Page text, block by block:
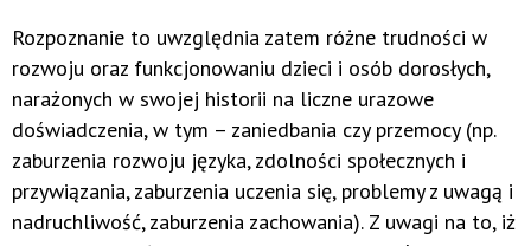
Rozpoznanie to uwzględnia zatem różne trudności w
rozwoju oraz funkcjonowaniu dzieci i osób dorosłych,
narażonych w swojej historii na liczne urazowe
doświadczenia, w tym – zaniedbania czy przemocy (np.
zaburzenia rozwoju języka, zdolności społecznych i
przywiązania, zaburzenia uczenia się, problemy z uwagą i
nadruchliwość, zaburzenia zachowania). Z uwagi na to, iż